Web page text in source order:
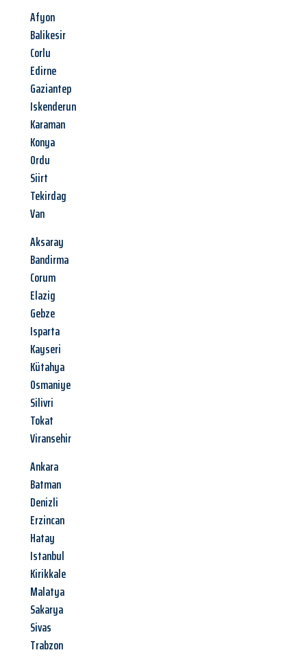
Afyon
Balikesir
Corlu
Edirne
Gaziantep
Iskenderun
Karaman
Konya
Ordu
Siirt
Tekirdag
Van
Aksaray
Bandirma
Corum
Elazig
Gebze
Isparta
Kayseri
Kütahya
Osmaniye
Silivri
Tokat
Viransehir
Ankara
Batman
Denizli
Erzincan
Hatay
Istanbul
Kirikkale
Malatya
Sakarya
Sivas
Trabzon